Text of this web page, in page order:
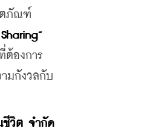
ตภัณฑ์
ต้องการ
มกังวลกับ
ชีวิต จำกัด